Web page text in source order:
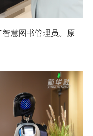
慧图书管理员。原